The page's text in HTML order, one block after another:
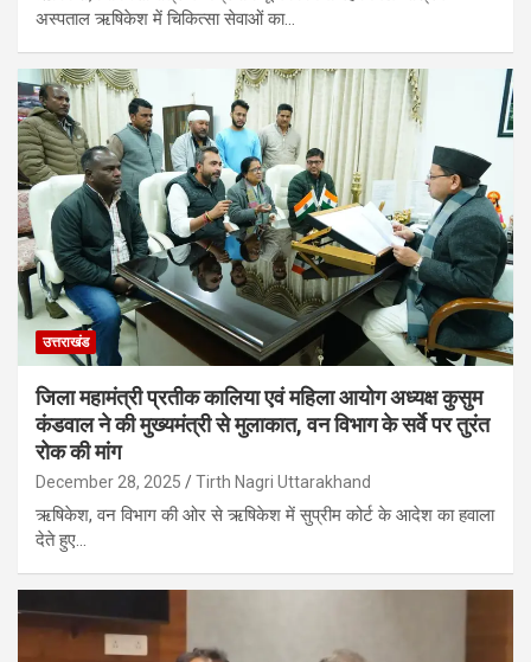
अस्पताल ऋषिकेश में चिकित्सा सेवाओं का…
उत्तराखंड
जिला महामंत्री प्रतीक कालिया एवं महिला आयोग अध्यक्ष कुसुम
कंडवाल ने की मुख्यमंत्री से मुलाकात, वन विभाग के सर्वे पर तुरंत
रोक की मांग
December 28, 2025 Tirth Nagri Uttarakhand
ऋषिकेश, वन विभाग की ओर से ऋषिकेश में सुप्रीम कोर्ट के आदेश का हवाला
देते हुए…